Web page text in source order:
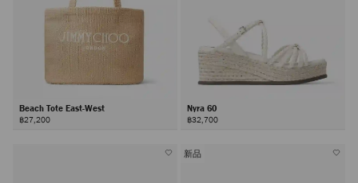
Beach Tote East-West
฿27,200
Nyra 60
฿32,700
新品